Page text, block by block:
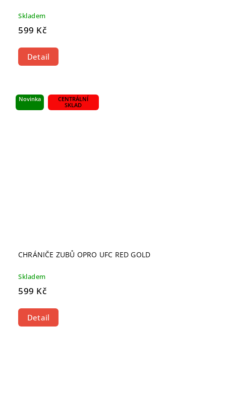
Skladem
599 Kč
Detail
Novinka
CENTRÁLNÍ
SKLAD
CHRÁNIČE ZUBŮ OPRO UFC RED GOLD
Skladem
599 Kč
Detail